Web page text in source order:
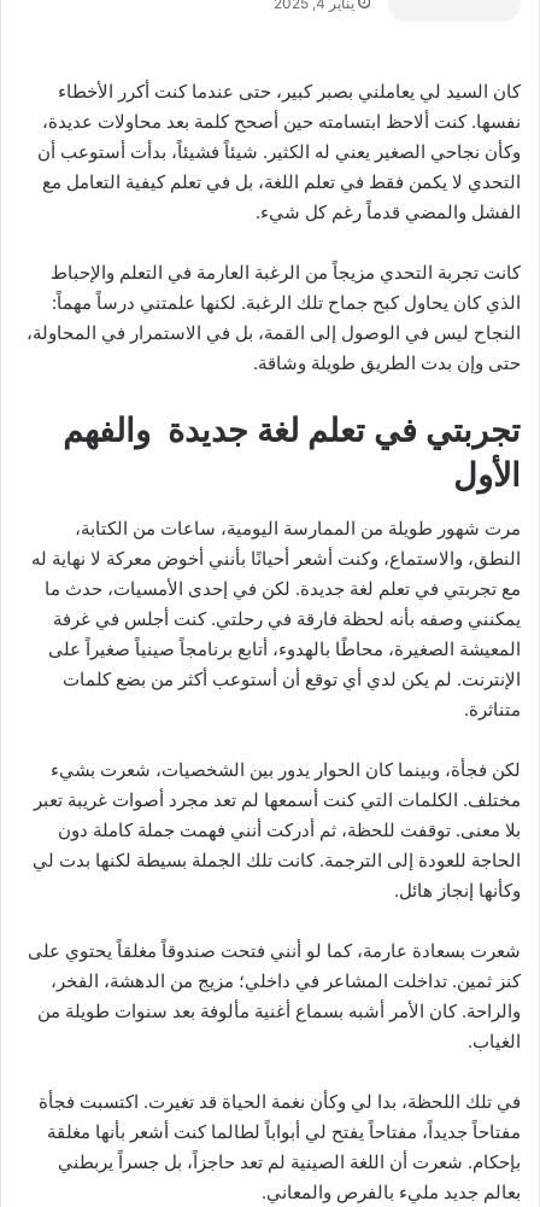
كان السيد لي يعاملني بصبر كبير، حتى عندما كنت أكرر الأخطاء
نفسها. كنت ألاحظ ابتسامته حين أصحح كلمة بعد محاولات عديدة،
وكأن نجاحي الصغير يعني له الكثير. شيئاً فشيئاً، بدأت أستوعب أن
التحدي لا يكمن فقط في تعلم اللغة، بل في تعلم كيفية التعامل مع
الفشل والمضي قدماً رغم كل شيء.
كانت تجربة التحدي مزيجاً من الرغبة العارمة في التعلم والإحباط
الذي كان يحاول كبح جماح تلك الرغبة. لكنها علمتني درساً مهماً:
النجاح ليس في الوصول إلى القمة، بل في الاستمرار في المحاولة،
حتى وإن بدت الطريق طويلة وشاقة.
تجربتي في تعلم لغة جديدة والفهم
الأول
مرت شهور طويلة من الممارسة اليومية، ساعات من الكتابة،
النطق، والاستماع، وكنت أشعر أحيانًا بأنني أخوض معركة لا نهاية له
مع تجربتي في تعلم لغة جديدة. لكن في إحدى الأمسيات، حدث ما
يمكنني وصفه بأنه لحظة فارقة في رحلتي. كنت أجلس في غرفة
المعيشة الصغيرة، محاطًا بالهدوء، أتابع برنامجاً صينياً صغيراً على
الإنترنت. لم يكن لدي أي توقع أن أستوعب أكثر من بضع كلمات
متناثرة.
لكن فجأة، وبينما كان الحوار يدور بين الشخصيات، شعرت بشيء
مختلف. الكلمات التي كنت أسمعها لم تعد مجرد أصوات غريبة تعبر
بلا معنى. توقفت للحظة، ثم أدركت أنني فهمت جملة كاملة دون
الحاجة للعودة إلى الترجمة. كانت تلك الجملة بسيطة لكنها بدت لي
وكأنها إنجاز هائل.
شعرت بسعادة عارمة، كما لو أنني فتحت صندوقاً مغلقاً يحتوي على
كنز ثمين. تداخلت المشاعر في داخلي؛ مزيج من الدهشة، الفخر،
والراحة. كان الأمر أشبه بسماع أغنية مألوفة بعد سنوات طويلة من
الغياب.
في تلك اللحظة، بدا لي وكأن نغمة الحياة قد تغيرت. اكتسبت فجأة
مفتاحاً جديداً، مفتاحاً يفتح لي أبواباً لطالما كنت أشعر بأنها مغلقة
بإحكام. شعرت أن اللغة الصينية لم تعد حاجزاً، بل جسراً يربطني
بعالم جديد مليء بالفرص والمعاني.